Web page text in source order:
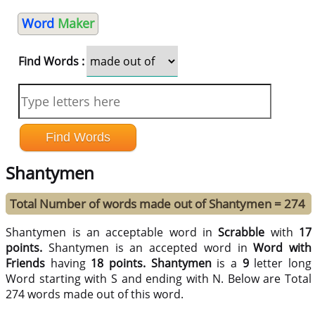
Word Maker
Find Words :
Shantymen
Total Number of words made out of Shantymen = 274
Shantymen is an acceptable word inScrabble with 17
points. Shantymen is an accepted word inWord with
Friends having 18 points. Shantymenis a 9letter long
Word starting with S and ending with N. Below are Total
274 words made out of this word.